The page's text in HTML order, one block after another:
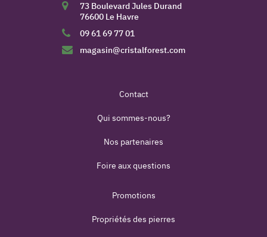
73 Boulevard Jules Durand
76600 Le Havre
09 61 69 77 01
magasin@cristalforest.com
Contact
Qui sommes-nous?
Nos partenaires
Foire aux questions
Promotions
Propriétés des pierres